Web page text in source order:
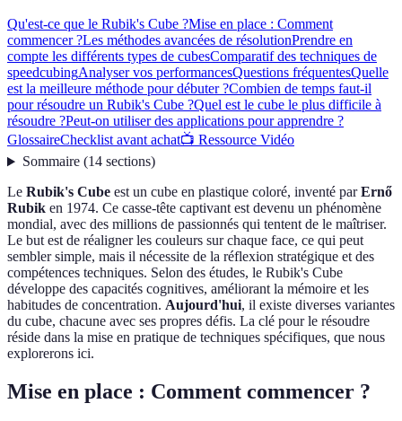
Qu'est-ce que le Rubik's Cube ?Mise en place : Comment
commencer ?Les méthodes avancées de résolutionPrendre en
compte les différents types de cubesComparatif des techniques de
speedcubingAnalyser vos performancesQuestions fréquentesQuelle
est la meilleure méthode pour débuter ?Combien de temps faut-il
pour résoudre un Rubik's Cube ?Quel est le cube le plus difficile à
résoudre ?Peut-on utiliser des applications pour apprendre ?
GlossaireChecklist avant achat📺 Ressource Vidéo
Sommaire(14 sections)
Le Rubik's Cube est un cube en plastique coloré, inventé parErnő
Rubik en 1974. Ce casse-tête captivant est devenu un phénomène
mondial, avec des millions de passionnés qui tentent de le maîtriser.
Le but est de réaligner les couleurs sur chaque face, ce qui peut
sembler simple, mais il nécessite de la réflexion stratégique et des
compétences techniques. Selon des études, le Rubik's Cube
développe des capacités cognitives, améliorant la mémoire et les
habitudes de concentration. Aujourd'hui, il existe diverses variantes
du cube, chacune avec ses propres défis. La clé pour le résoudre
réside dans la mise en pratique de techniques spécifiques, que nous
explorerons ici.
Mise en place : Comment commencer ?